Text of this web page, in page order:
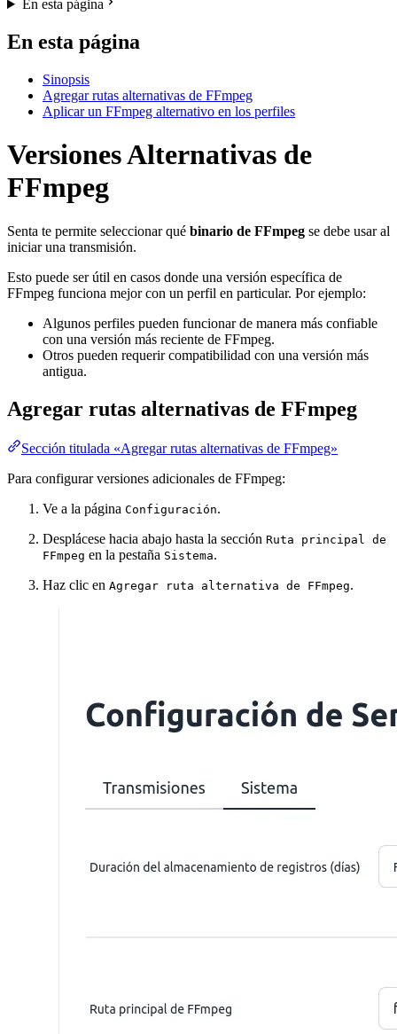
En esta página
En esta página
Sinopsis
Agregar rutas alternativas de FFmpeg
Aplicar un FFmpeg alternativo en los perfiles
Versiones Alternativas de
FFmpeg
Senta te permite seleccionar qué binario de FFmpeg se debe usar al
iniciar una transmisión.
Esto puede ser útil en casos donde una versión específica de
FFmpeg funciona mejor con un perfil en particular. Por ejemplo:
Algunos perfiles pueden funcionar de manera más confiable
con una versión más reciente de FFmpeg.
Otros pueden requerir compatibilidad con una versión más
antigua.
Agregar rutas alternativas de FFmpeg
Sección titulada «Agregar rutas alternativas de FFmpeg»
Para configurar versiones adicionales de FFmpeg:
Ve a la página Configuración.
Desplácese hacia abajo hasta la sección Ruta principal de
FFmpeg en la pestaña Sistema.
Haz clic en Agregar ruta alternativa de FFmpeg.